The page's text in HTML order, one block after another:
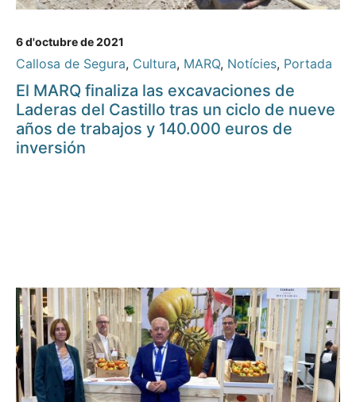
6 d'octubre de 2021
Callosa de Segura, Cultura, MARQ, Notícies, Portada
El MARQ finaliza las excavaciones de
Laderas del Castillo tras un ciclo de nueve
años de trabajos y 140.000 euros de
inversión